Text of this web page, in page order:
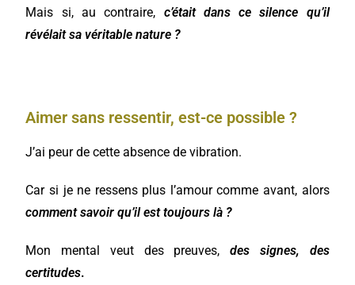
Mais si, au contraire, c’était dans ce silence qu’il
révélait sa véritable nature ?
Aimer sans ressentir, est-ce possible ?
J’ai peur de cette absence de vibration.
Car si je ne ressens plus l’amour comme avant, alors
comment savoir qu’il est toujours là ?
Mon mental veut des preuves,des signes, des
certitudes.